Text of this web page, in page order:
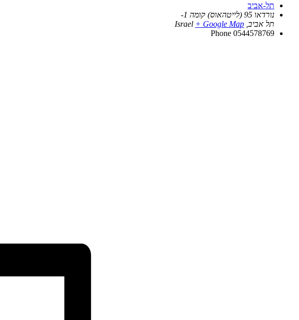
תל-אביב
נורדאו 95 (לייטהאוס) קומה 1-
תל אביב
Israel + Google Map
Phone 0544578769